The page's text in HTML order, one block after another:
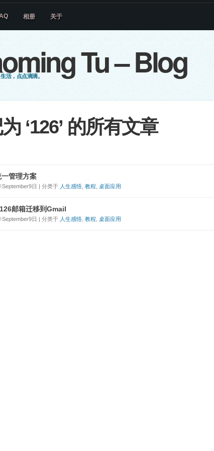
Tu – Blog
活，点点滴滴。
相册 关于
‘126’ 的所有文章
管理方案
September9日 | 分类于 人生感悟 教程 桌面应用
邮箱迁移到Gmail
September9日 | 分类于 人生感悟 教程 桌面应用